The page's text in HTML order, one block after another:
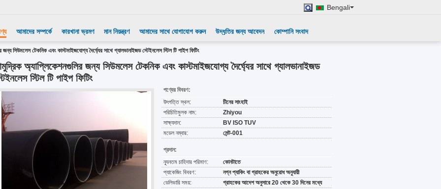
Bengali
আমাদের সম্পর্কে কারখানা ভ্রমণ মান নিয়ন্ত্রণ আমাদের সাথে যোগাযোগ করুন উদ্ধৃতির জন্য আবেদন কোম্পানি সংবাদ
সিউমলেস টেকনিক এবং কাস্টমাইজযোগ্য দৈর্ঘ্যের সাথে গ্যালভানাইজড স্টেইনলেস স্টিল টি পাইপ ফিটিং
অ্যাপ্লিকেশনগুলির জন্য সিউমলেস টেকনিক এবং কাস্টমাইজযোগ্য দৈর্ঘ্যের সাথে গ্যালভানাইজড
স্টিল টি পাইপ ফিটিং
পণ্যের বিবরণ:
উৎপত্তি স্থল:
চীনের সাংহাই
পরিচিতিমুলক নাম:
Zhiyou
সাক্ষ্যদান:
BV ISO TUV
মডেল নম্বার:
সেন্ট-001
প্রদান:
ন্যূনতম চাহিদার পরিমাণ:
কোনটাতে
প্যাকেজিং বিবরণ:
নগ্ন প্যাকিং বা গ্রাহকের অনুরোধ অনুযায়ী
ডেলিভারি সময়:
গ্রাহকের আদেশ অনুসারে 20 থেকে 30 দিনের মধ্যে